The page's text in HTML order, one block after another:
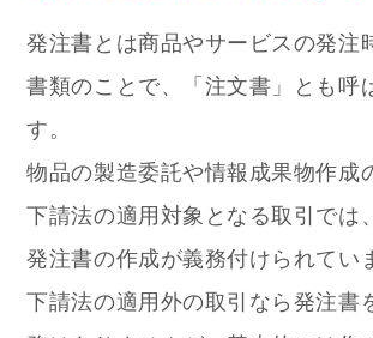
発注書とは商品やサービスの発注
書類のことで、「注文書」とも呼
す。
物品の製造委託や情報成果物作成
下請法の適用対象となる取引では
発注書の作成が義務付けられてい
下請法の適用外の取引なら発注書